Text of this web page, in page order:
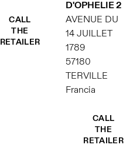
CALL
THE
RETAILER
D'OPHELIE 2
AVENUE DU
14 JUILLET
1789
57180
TERVILLE
Francia
CALL
THE
RETAILER